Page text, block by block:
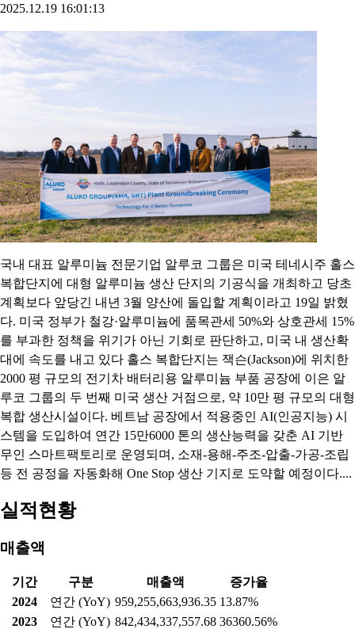
2025.12.19 16:01:13
국내 대표 알루미늄 전문기업 알루코 그룹은 미국 테네시주 홀스
복합단지에 대형 알루미늄 생산 단지의 기공식을 개최하고 당초
계획보다 앞당긴 내년 3월 양산에 돌입할 계획이라고 19일 밝혔
다. 미국 정부가 철강·알루미늄에 품목관세 50%와 상호관세 15%
를 부과한 정책을 위기가 아닌 기회로 판단하고, 미국 내 생산확
대에 속도를 내고 있다 홀스 복합단지는 잭슨(Jackson)에 위치한
2000 평 규모의 전기차 배터리용 알루미늄 부품 공장에 이은 알
루코 그룹의 두 번째 미국 생산 거점으로, 약 10만 평 규모의 대형
복합 생산시설이다. 베트남 공장에서 적용중인 AI(인공지능) 시
스템을 도입하여 연간 15만6000 톤의 생산능력을 갖춘 AI 기반
무인 스마트팩토리로 운영되며, 소재-용해-주조-압출-가공-조립
등 전 공정을 자동화해 One Stop 생산 기지로 도약할 예정이다....
실적현황
매출액
기간 구분 매출액
증가율
2024
연간 (YoY) 959,255,663,936.35 13.87%
2023
연간 (YoY) 842,434,337,557.68 36360.56%